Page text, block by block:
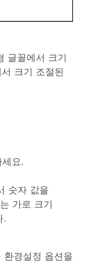
글꼴에서 크기
크기 조절된
요.
숫자 값을
가로 크기
.
경설정 옵션을